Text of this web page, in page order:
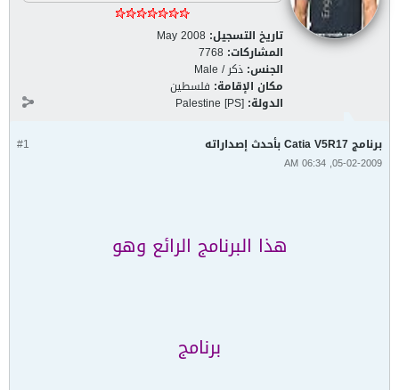
تاريخ التسجيل: May 2008
المشاركات: 7768
الجنس: ذكر / Male
مكان الإقامة: فلسطين
الدولة: Palestine [PS]
#1 برنامج Catia V5R17 بأحدث إصداراته
05-02-2009, 06:34 AM
هذا البرنامج الرائع وهو
برنامج